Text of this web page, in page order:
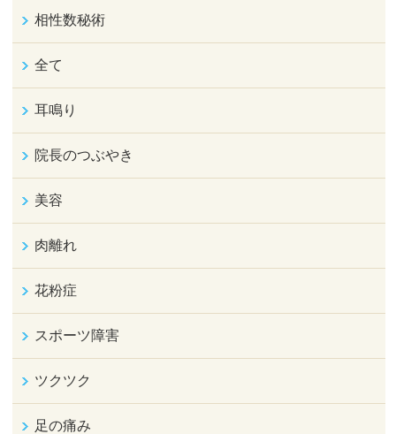
相性数秘術
全て
耳鳴り
院長のつぶやき
美容
肉離れ
花粉症
スポーツ障害
ツクツク
足の痛み